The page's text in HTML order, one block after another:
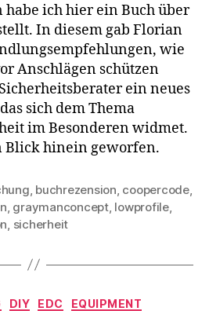
habe ich hier ein Buch über
In diesem gab Florian
wie
Anschlägen schützen
ein neues
sich dem Thema
im Besonderen widmet.
Blick hinein geworfen.
buchrezension coopercode,
graymanconcept, lowprofile,
sicherheit
Kategorien
DIY EDC
EQUIPMENT